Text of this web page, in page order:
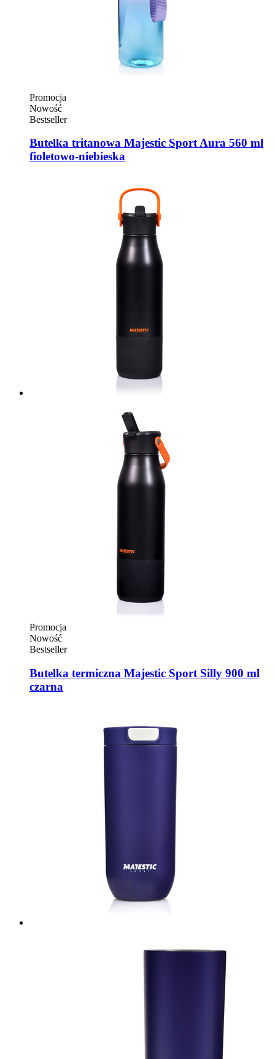
Promocja
Nowość
Bestseller
Butelka tritanowa Majestic Sport Aura 560 ml
fioletowo-niebieska
Promocja
Nowość
Bestseller
Butelka termiczna Majestic Sport Silly 900 ml
czarna